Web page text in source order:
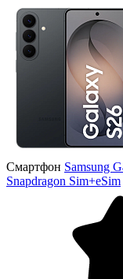
Смартфон Samsung
Snapdragon Sim+eSim